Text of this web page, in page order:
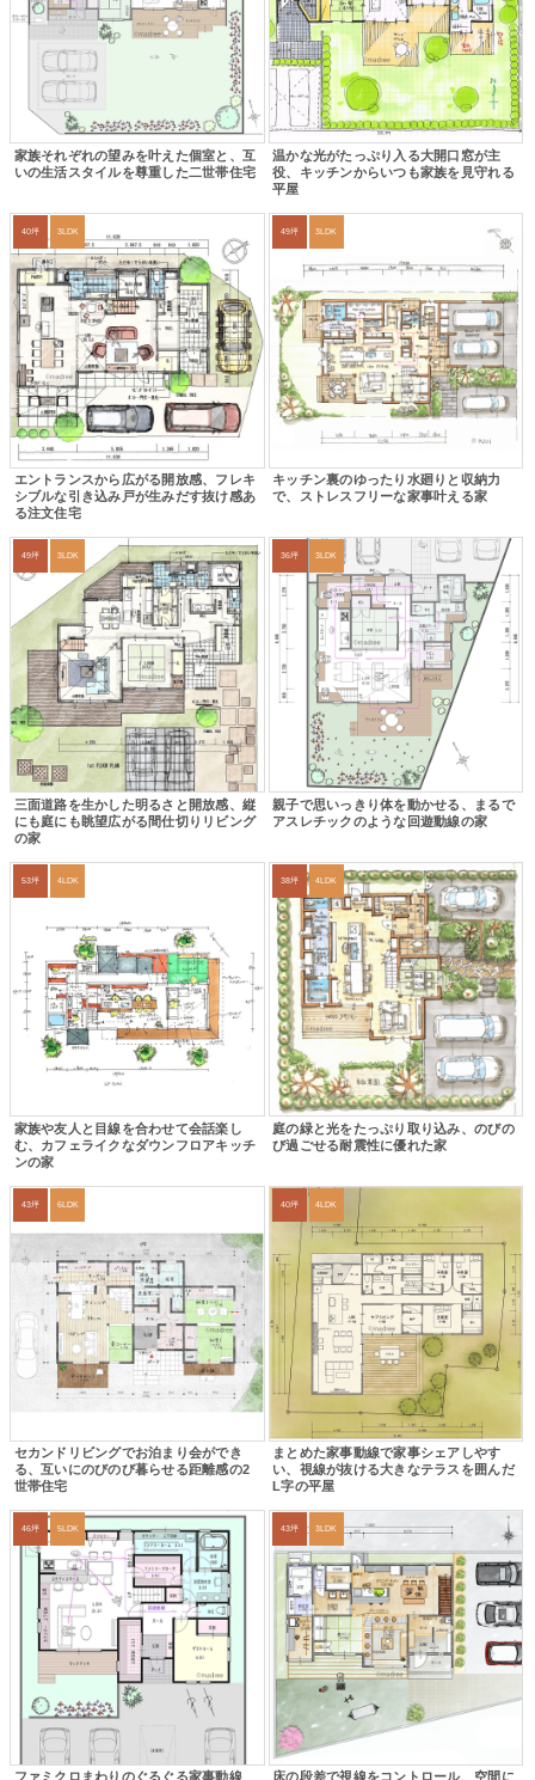
家族それぞれの望みを叶えた個室と、互
いの生活スタイルを尊重した二世帯住宅
温かな光がたっぷり入る大開口窓が主
役、キッチンからいつも家族を見守れる
平屋
40坪 3LDK
エントランスから広がる開放感、フレキ
シブルな引き込み戸が生みだす抜け感あ
る注文住宅
49坪 3LDK
キッチン裏のゆったり水廻りと収納力
で、ストレスフリーな家事叶える家
49坪 3LDK
三面道路を生かした明るさと開放感、縦
にも庭にも眺望広がる間仕切りリビング
の家
36坪 3LDK
親子で思いっきり体を動かせる、まるで
アスレチックのような回遊動線の家
53坪 4LDK
家族や友人と目線を合わせて会話楽し
む、カフェライクなダウンフロアキッチ
ンの家
38坪 4LDK
庭の緑と光をたっぷり取り込み、のびの
び過ごせる耐震性に優れた家
43坪 6LDK
セカンドリビングでお泊まり会ができ
る、互いにのびのび暮らせる距離感の2
世帯住宅
40坪 4LDK
まとめた家事動線で家事シェアしやす
い、視線が抜ける大きなテラスを囲んだ
L字の平屋
46坪 5LDK
ファミクロまわりのぐるぐる家事動線
43坪 3LDK
床の段差で視線をコントロール、空間に